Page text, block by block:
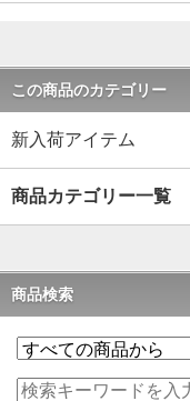
この商品のカテゴリー
新入荷アイテム
商品カテゴリー一覧
商品検索